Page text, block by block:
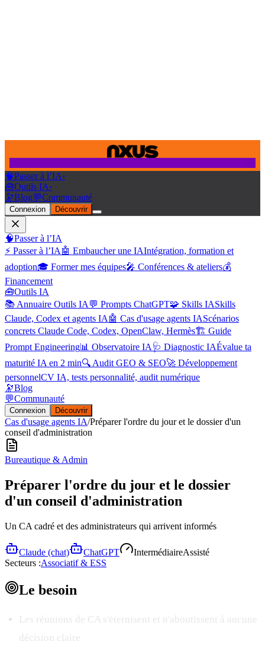
🧠Passer à l’IA›
🧰Outils IA›
🔭Blog💬Communauté
Connexion Découvrir
🧠Passer à l’IA
⚡ Passer à l’IA 🤖 Embaucher une IAIntégration, formation et
adoption🎓 Former mes équipes🎤 Conférences & ateliers💰
Financement
🧰Outils IA
📚 Annuaire Outils IA 💬 Prompts ChatGPT🧩 Skills IASkills
Claude, Codex et agents IA 🤖 Cas d'usage agents IAScénarios
concrets Claude Code, Codex, OpenClaw, Hermès🏗️ Guide
Prompt Engineering📊 Observatoire IA 🩺 Diagnostic IAÉvalue ta
maturité IA en 2 min🔍 Audit GEO & SEO🚀 Développement
personnelCV IA, tests personnalité, audit numérique
🔭Blog
💬Communauté
Connexion Découvrir
Cas d'usage agents IA/Préparer l'ordre du jour et le dossier d'un
conseil d'administration
Bureautique & Admin
Préparer l'ordre du jour et le dossier
d'un conseil d'administration
Un CA cadré et des administrateurs qui arrivent informés
Claude (chat) ChatGPT IntermédiaireAssisté
Secteurs :Associatif & ESS
Le besoin
Les réunions de CA s'éternisent et n'aboutissent à aucune
décision claire